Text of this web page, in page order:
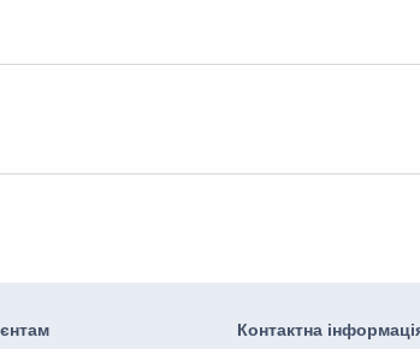
Контактна